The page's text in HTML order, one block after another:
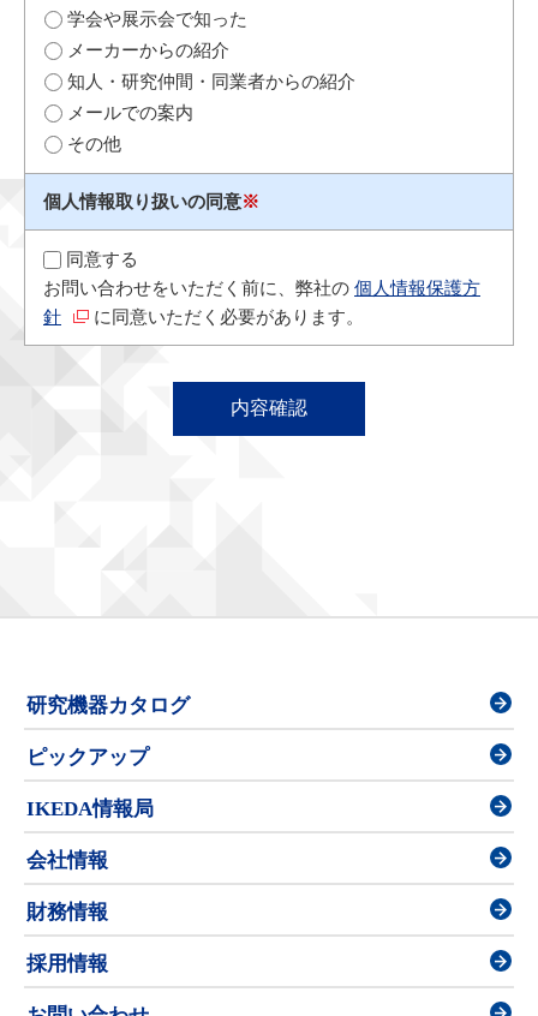
学会や展示会で知った
メーカーからの紹介
知人・研究仲間・同業者からの紹介
メールでの案内
その他
個人情報取り扱いの同意※
同意する
お問い合わせをいただく前に、弊社の 個人情報保護方
針
に同意いただく必要があります。
研究機器カタログ
ピックアップ
IKEDA情報局
会社情報
財務情報
採用情報